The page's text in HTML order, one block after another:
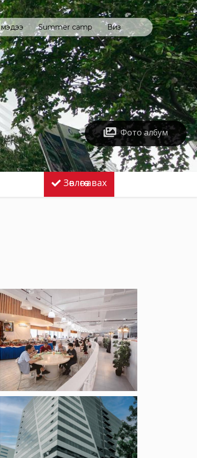
Summer camp Виз
Фото албум
Зөвлөгөө авах